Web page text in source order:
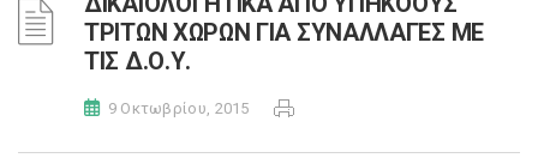
ΤΡΙΤΩΝ ΧΩΡΩΝ ΓΙΑ ΣΥΝΑΛΛΑΓΕΣ ΜΕ
ΤΙΣ Δ.Ο.Υ.
9 Οκτωβρίου, 2015